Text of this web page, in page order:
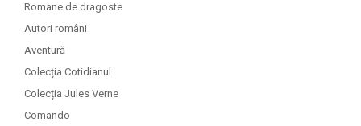
Romane de dragoste
Autori români
Aventură
Colecția Cotidianul
Colecția Jules Verne
Comando